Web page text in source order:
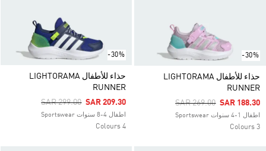
-30%
حذاء للأطفال LIGHTORAMA
RUNNER
Price Reduced From
SAR 269.00ToSAR 188.30
اطفال 1-4 سنوات Sportswear
3 Colours
-30%
حذاء للأطفال LIGHTORAMA
RUNNER
Price Reduced From
SAR 299.00ToSAR 209.30
اطفال 4-8 سنوات Sportswear
4 Colours